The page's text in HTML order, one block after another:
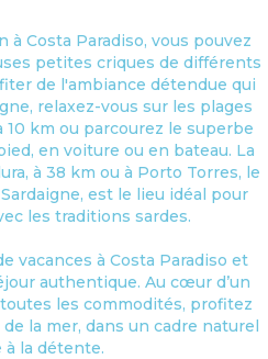
Costa Paradiso, vous pouvez
petites criques de différents
de l'ambiance détendue qui
relaxez-vous sur les plages
10 km ou parcourez le superbe
en voiture ou en bateau. La
à 38 km ou à Porto Torres, le
est le lieu idéal pour
les traditions sardes.
vacances à Costa Paradiso et
authentique. Au cœur d’un
les commodités, profitez
la mer, dans un cadre naturel
à la détente.